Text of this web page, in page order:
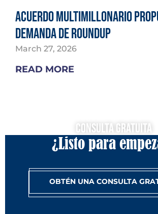
Acuerdo multimillonario
demanda de Roundup
March 27, 2026
READ MORE
Consulta Gratuita
¿Listo para
OBTÉN UNA CONSULTA